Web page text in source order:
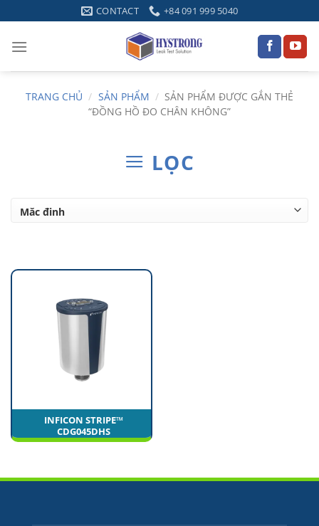
to
content
CONTACT +84 091 999 5040
TRANG CHỦ / SẢN PHẨM / SẢN PHẨM ĐƯỢC GẮN THẺ
“ĐỒNG HỒ ĐO CHÂN KHÔNG”
LỌC
INFICON STRIPE™
CDG045DHS